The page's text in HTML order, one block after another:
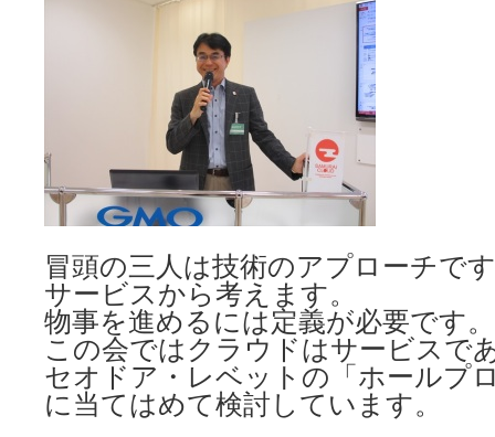
冒頭の三人は技術のアプローチで
サービスから考えます。
物事を進めるには定義が必要です。
この会ではクラウドはサービスで
セオドア・レベットの「ホールプ
に当てはめて検討しています。